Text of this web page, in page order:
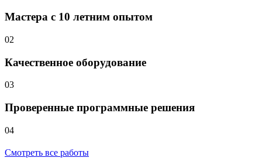
Мастера с 10 летним опытом
02
Качественное оборудование
03
Проверенные программные решения
04
Смотреть все работы